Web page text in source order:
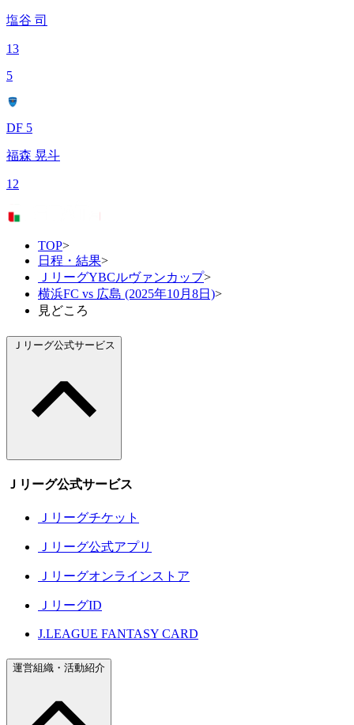
塩谷 司
13
5
DF 5
福森 晃斗
12
TOP>
日程・結果>
ＪリーグYBCルヴァンカップ>
横浜FC vs 広島 (2025年10月8日)>
見どころ
Ｊリーグ公式サービス
Ｊリーグ公式サービス
Ｊリーグチケット
Ｊリーグ公式アプリ
Ｊリーグオンラインストア
ＪリーグID
J.LEAGUE FANTASY CARD
運営組織・活動紹介